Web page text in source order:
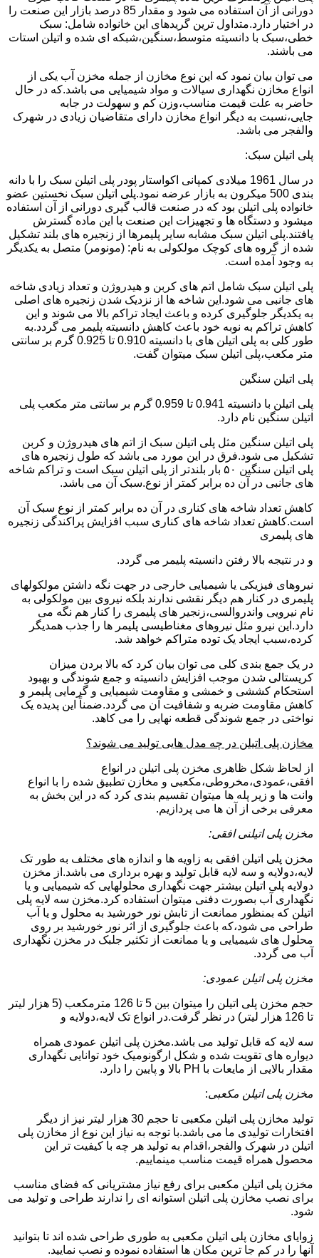
دورانی از آن استفاده می شود و مقدار 85 درصد بازار این صنعت را
در اختیار دارد.متداول ترین گریدهای این خانواده شامل: سبک
خطی،سبک با دانسیته متوسط،سنگین،شبکه ای شده و اتیلن استات
می باشند.
می توان بیان نمود که این نوع مخازن از جمله مخزن آب یکی از
انواع مخازن نگهداری سیالات و مواد شیمیایی می باشد.که در حال
حاضر به علت قیمت مناسب،وزن کم و سهولت در جابه
جایی،نسبت به دیگر انواع مخازن دارای متقاضیان زیادی در شهرک
والفجر می باشد.
پلی اتیلن سبک:
در سال 1961 میلادی کمپانی اکواستار پودر پلی اتیلن سبک را با دانه
بندی 500 میکرون به بازار عرضه نمود.پلی اتیلن سبک نخستین عضو
خانواده پلی اتیلن بود که در صنعت قالب گیری دورانی از آن استفاده
میشود و دستگاه ها و تجهیزات این صنعت با این ماده گسترش
یافتند.پلی اتیلن سبک مشابه سایر پلیمرها از زنجیره های بلند تشکیل
شده از گروه های کوچک مولکولی به نام: (مونومر) متصل به یکدیگر
به وجود آمده است.
پلی اتیلن سبک شامل اتم های کربن و هیدروژن و تعداد زیادی شاخه
های جانبی می شود.این شاخه ها از نزدیک شدن زنجیره های اصلی
به یکدیگر جلوگیری کرده و باعث ایجاد تراکم بالا می شوند و این
کاهش تراکم به نوبه خود باعث کاهش دانسیته پلیمر می گردد.به
طور کلی به پلی اتیلن های با دانسیته 0.910 تا 0.925 گرم بر سانتی
متر مکعب،پلی اتیلن سبک میتوان گفت.
پلی اتیلن سنگین
پلی اتیلن با دانسیته 0.941 تا 0.959 گرم بر سانتی متر مکعب پلی
اتیلن سنگین نام دارد.
پلی اتیلن سنگین مثل پلی اتیلن سبک از اتم های هیدروژن و کربن
تشکیل می شود.فرق در این مورد می باشد که طول زنجیره های
پلی اتیلن سنگین ۵۰ بار بلندتر از پلی اتیلن سبک است و تراکم شاخه
های جانبی در آن ده برابر کمتر از نوع.سبک آن می باشد.
کاهش تعداد شاخه های کناری در آن ده برابر کمتر از نوع سبک آن
است.کاهش تعداد شاخه های کناری سبب افزایش پراکندگی زنجیره
های پلیمری
و در نتیجه بالا رفتن دانسیته پلیمر می گردد.
نیروهای فیزیکی یا شیمیایی خارجی در جهت نگه داشتن مولکولهای
پلیمری در کنار هم دیگر نقشی ندارند بلکه نیروی بین مولکولی به
نام نیرویی واندروالسی،زنجیر های پلیمری را کنار هم نگه می
دارد.این نیرو مثل نیروهای مغناطیسی پلیمر ها را جذب همدیگر
کرده،سبب ایجاد یک توده متراکم خواهد شد.
در یک جمع بندی کلی می توان بیان کرد که بالا بردن میزان
کریستالی شدن موجب افزایش دانسیته و جمع شوندگی و بهبود
استحکام کششی و خمشی و مقاومت شیمیایی و گرمایی پلیمر و
کاهش مقاومت ضربه و شفافیت آن می گردد.ضمناً این پدیده یک
نواختی در جمع شوندگی قطعه نهایی را می کاهد.
مخازن پلی اتیلن در چه مدل هایی تولید می شوند؟
از لحاظ شکل ظاهری مخزن پلی اتیلن در انواع
افقی،عمودی،مخروطی،مکعبی و مخازن تطبیق شده را با انواع
وانت ها و زیر پله ها میتوان تقسیم بندی کرد که در این بخش به
معرفی برخی از آن ها می پردازیم.
مخزن پلی اتیلنی افقی:
مخزن پلی اتیلن افقی به زاویه ها و اندازه های مختلف به طور تک
لایه،دولایه و سه لایه قابل تولید و بهره برداری می باشد.از مخزن
دولایه پلی اتیلن بیشتر جهت نگهداری محلولهایی که شیمیایی و یا
نگهداری آب بصورت دفنی میتوان استفاده کرد.مخزن سه لایه پلی
اتیلن که بمنظور ممانعت از تابش نور خورشید به محلول و یا آب
طراحی می شود،که باعث جلوگیری از اثر نور خورشید بر روی
محلول های شیمیایی و یا ممانعت از تکثیر جلبک در مخزن نگهداری
آب می گردد.
مخزن پلی اتیلن عمودی:
حجم مخزن پلی اتیلن را میتوان بین 5 تا 126 مترمکعب (5 هزار لیتر
تا 126 هزار لیتر) در نظر گرفت.در انواع تک لایه،دولایه و
سه لایه که قابل تولید می باشد.مخزن پلی اتیلن عمودی همراه
دیواره های تقویت شده و شکل ارگونومیک خود توانایی نگهداری
مقدار بالایی از مایعات با PH بالا و پایین را دارد.
مخزن پلی اتیلن مکعبی:
تولید مخازن پلی اتیلن مکعبی تا حجم 30 هزار لیتر نیز از دیگر
افتخارات تولیدی ما می باشد.با توجه به نیاز این نوع از مخازن پلی
اتیلن در شهرک والفجر،اقدام به تولید هر چه با کیفیت تر این
محصول همراه قیمت مناسب مینماییم.
مخزن پلی اتیلن مکعبی برای رفع نیاز مشتریانی که فضای مناسب
برای نصب مخازن پلی اتیلن استوانه ای را ندارند طراحی و تولید می
شود.
زوایای مخازن پلی اتیلن مکعبی به طوری طراحی شده اند تا بتوانید
آنها را در کم جا ترین مکان ها استفاده نموده و نصب نمایید.